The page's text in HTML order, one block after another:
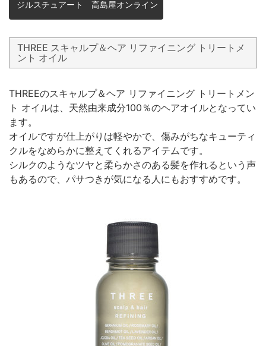
ジルスチュアート 高島屋オンライン
THREE スキャルプ＆ヘア リファイニング トリートメ
ント オイル
THREEのスキャルプ＆ヘア リファイニング トリートメン
ト オイルは、天然由来成分100％のヘアオイルとなってい
ます。
オイルですが仕上がりは軽やかで、傷みがちなキューティ
クルをなめらかに整えてくれるアイテムです。
シルクのようなツヤと柔らかさのある髪を作れるという声
もあるので、パサつきが気になる人にもおすすめです。